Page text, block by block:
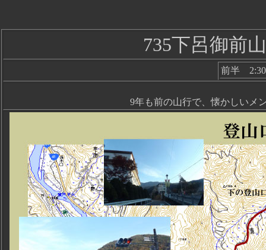
735下呂御
前半 2:30
9年も前の山行で、懐かしいメ